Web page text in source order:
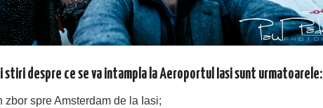
stiri despre ce se va intampla la Aeroportul Iasi sunt urmatoarele:
zbor spre Amsterdam de la Iasi;